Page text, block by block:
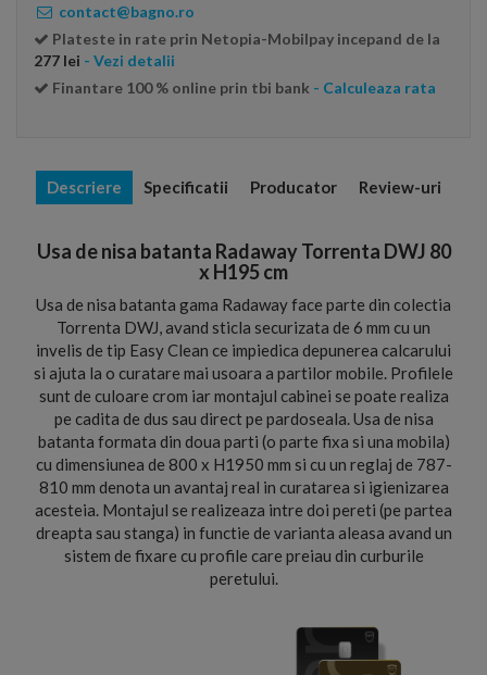
contact@bagno.ro
Plateste in rate prin Netopia-Mobilpay incepand de la
277 lei - Vezi detalii
Finantare 100 % online prin tbi bank - Calculeaza rata
Descriere Specificatii Producator Review-uri
Usa de nisa batanta Radaway Torrenta DWJ 80
x H195 cm
Usa de nisa batanta gama Radaway face parte din colectia
Torrenta DWJ, avand sticla securizata de 6 mm cu un
invelis de tip Easy Clean ce impiedica depunerea calcarului
si ajuta la o curatare mai usoara a partilor mobile. Profilele
sunt de culoare crom iar montajul cabinei se poate realiza
pe cadita de dus sau direct pe pardoseala. Usa de nisa
batanta formata din doua parti (o parte fixa si una mobila)
cu dimensiunea de 800 x H1950 mm si cu un reglaj de 787-
810 mm denota un avantaj real in curatarea si igienizarea
acesteia. Montajul se realizeaza intre doi pereti (pe partea
dreapta sau stanga) in functie de varianta aleasa avand un
sistem de fixare cu profile care preiau din curburile
peretului.